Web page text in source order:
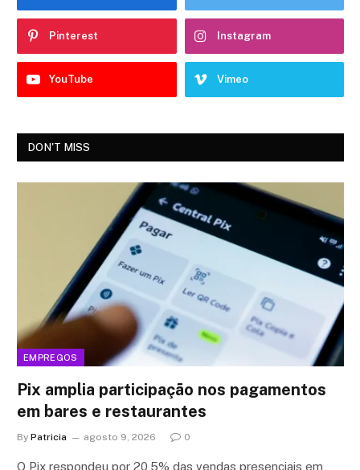
Pinterest Instagram
YouTube Vimeo
DON'T MISS
EMPREGOS
Pix amplia participação nos pagamentos
em bares e restaurantes
By Patricia agosto 9, 2026 0
O Pix respondeu por 20,5% das vendas presenciais em